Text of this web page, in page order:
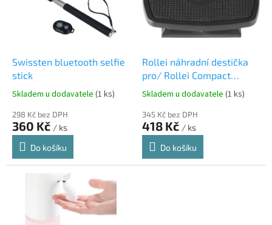
Swissten bluetooth selfie
stick
Skladem u dodavatele (1 ks)
298 Kč bez DPH
360 Kč / ks
Do košíku
Rollei náhradní destička
pro/ Rollei Compact
traveler S3 makro
Skladem u dodavatele (1 ks)
345 Kč bez DPH
418 Kč / ks
Do košíku